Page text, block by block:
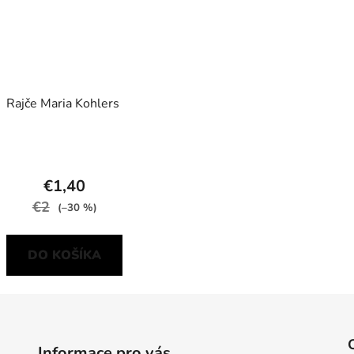
Rajče Maria Kohlers
€1,40
€2 (–30 %)
DO KOŠÍKA